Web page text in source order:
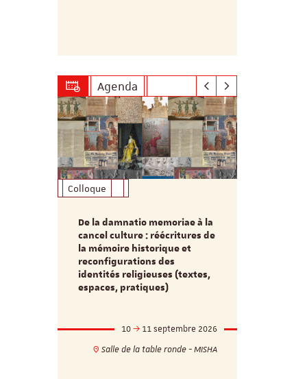
Agenda
Colloque
De la damnatio memoriae à la
cancel culture : réécritures de
la mémoire historique et
reconfigurations des
identités religieuses (textes,
espaces, pratiques)
10
11 septembre 2026
Salle de la table ronde - MISHA